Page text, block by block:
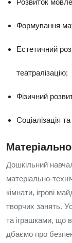
Розвиток
Формування
Естетичний
театралізацію;
Фізичний
Соціалізація
Дошкільний
матеріально-
кімнати, ігрові
творчих занять.
та іграшками, що
дбаємо про